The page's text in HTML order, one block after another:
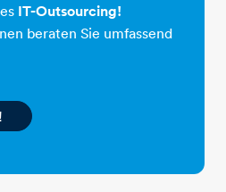
IT-Outsourcing!
beraten Sie umfassend